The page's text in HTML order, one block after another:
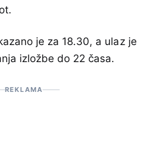
je za 18.30, a ulaz je
izložbe do 22 časa.
REKLAMA